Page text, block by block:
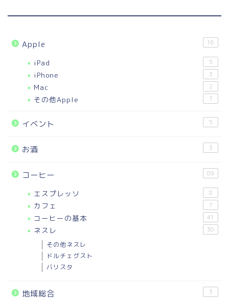
Apple 16
iPad 5
iPhone 3
Mac 2
その他Apple 7
イベント 5
お酒 3
コーヒー 89
エスプレッソ 8
カフェ 7
コーヒーの基本 41
ネスレ 30
その他ネスレ
ドルチェグスト
バリスタ
地域総合 3